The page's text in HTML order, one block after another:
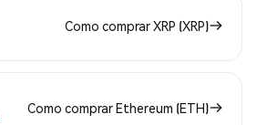
Como comprar XRP (XRP)
Como comprar Ethereum (ETH)